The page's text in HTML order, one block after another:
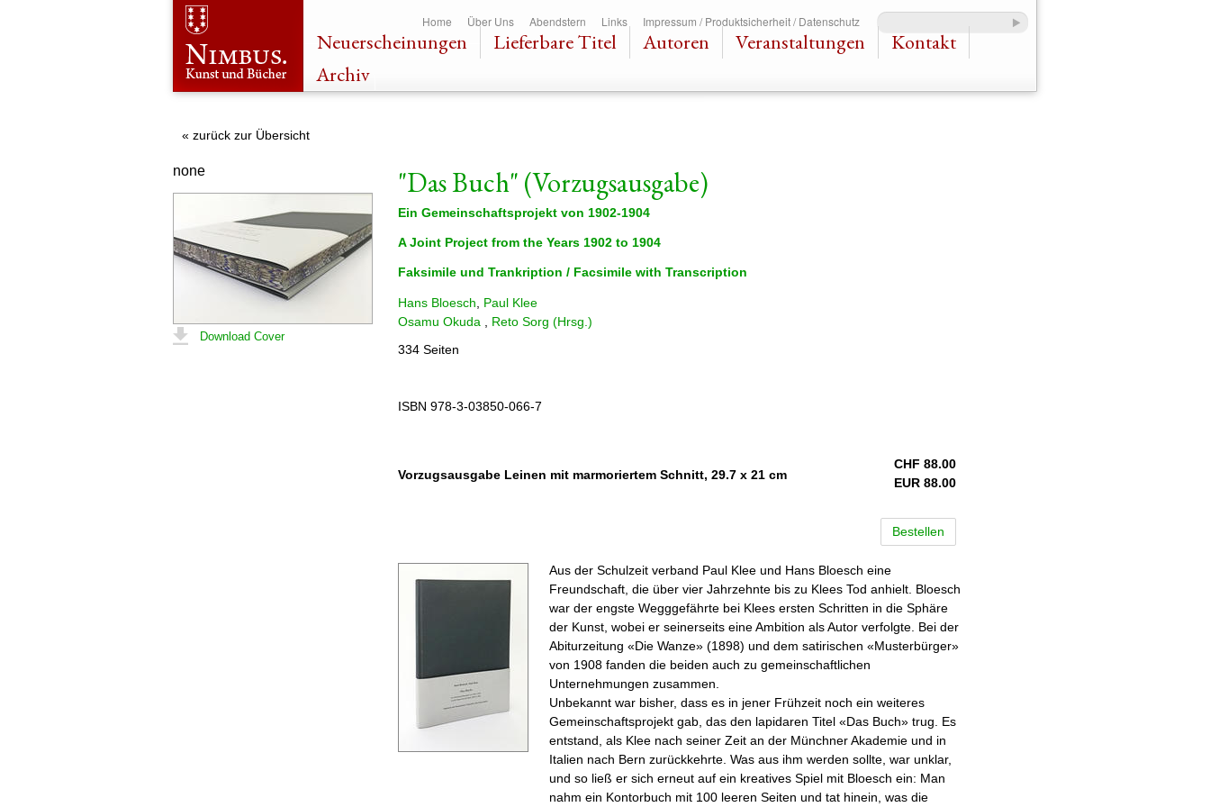
zum
Inhalt
Home Über Uns Abendstern Links Impressum / Produktsicherheit / Datenschutz
Neuerscheinungen Lieferbare Titel Autoren Veranstaltungen
Kontakt
Archiv
none
Download Cover
« zurück zur Übersicht
"Das Buch" (Vorzugsausgabe)
Ein Gemeinschaftsprojekt von 1902-1904
A Joint Project from the Years 1902 to 1904
Faksimile und Trankription / Facsimile with Transcription
Hans Bloesch, Paul Klee
Osamu Okuda , Reto Sorg (Hrsg.)
334 Seiten
ISBN 978-3-03850-066-7
Vorzugsausgabe Leinen mit marmoriertem Schnitt, 29.7 x 21 cm
CHF 88.00
EUR 88.00
Bestellen
Aus der Schulzeit verband Paul Klee und Hans Bloesch eine
Freundschaft, die über vier Jahrzehnte bis zu Klees Tod anhielt. Bloesch
war der engste Wegggefährte bei Klees ersten Schritten in die Sphäre
der Kunst, wobei er seinerseits eine Ambition als Autor verfolgte. Bei der
Abiturzeitung «Die Wanze» (1898) und dem satirischen «Musterbürger»
von 1908 fanden die beiden auch zu gemeinschaftlichen
Unternehmungen zusammen.
Unbekannt war bisher, dass es in jener Frühzeit noch ein weiteres
Gemeinschaftsprojekt gab, das den lapidaren Titel «Das Buch» trug. Es
entstand, als Klee nach seiner Zeit an der Münchner Akademie und in
Italien nach Bern zurückkehrte. Was aus ihm werden sollte, war unklar,
und so ließ er sich erneut auf ein kreatives Spiel mit Bloesch ein: Man
nahm ein Kontorbuch mit 100 leeren Seiten und tat hinein, was die